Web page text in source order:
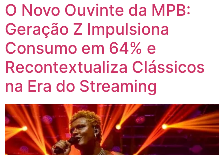
O Novo Ouvinte da MPB:
Geração Z Impulsiona
Consumo em 64% e
Recontextualiza Clássicos
na Era do Streaming